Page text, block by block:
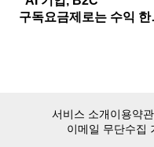
구독요금제로는 수익 한
서비스 소개이용약관
이메일 무단수집